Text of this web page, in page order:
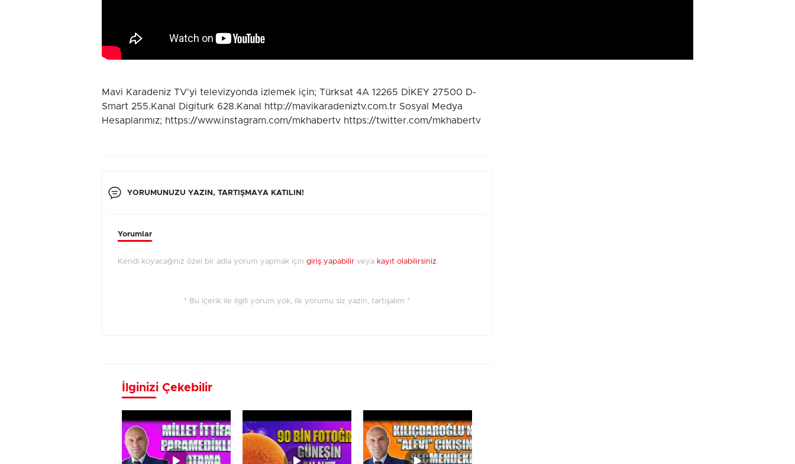
Mavi Karadeniz TV'yi televizyonda izlemek için; Türksat 4A 12265 DİKEY 27500 D-
Smart 255.Kanal Digiturk 628.Kanal http://mavikaradeniztv.com.tr Sosyal Medya
Hesaplarımız; https://www.instagram.com/mkhabertv https://twitter.com/mkhabertv
YORUMUNUZU YAZIN, TARTIŞMAYA KATILIN!
Yorumlar
Kendi koyacağınız özel bir adla yorum yapmak için giriş yapabilir veya kayıt olabilirsiniz.
* Bu içerik ile ilgili yorum yok, ilk yorumu siz yazın, tartışalım *
İlginizi Çekebilir